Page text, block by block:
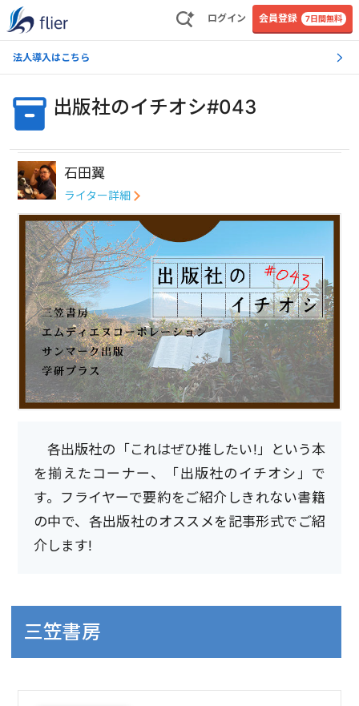
ログイン 会員登録 7日間無料
法人導入はこちら
出版社のイチオシ#043
石田翼
ライター詳細
各出版社の「これはぜひ推したい!」という本
を揃えたコーナー、「出版社のイチオシ」で
す。フライヤーで要約をご紹介しきれない書籍
の中で、各出版社のオススメを記事形式でご紹
介します!
三笠書房